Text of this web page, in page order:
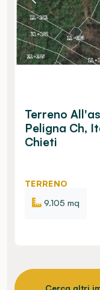
Terreno
Peligna Ch,
Chieti
TERRENO
9.105 mq
Cerca altri